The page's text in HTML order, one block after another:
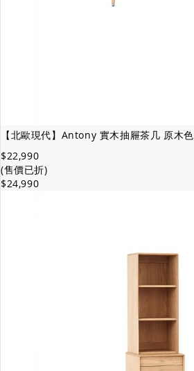
【北歐現代】Antony 實木抽屜茶几 原木色
$22,990
(售價已折)
$24,990